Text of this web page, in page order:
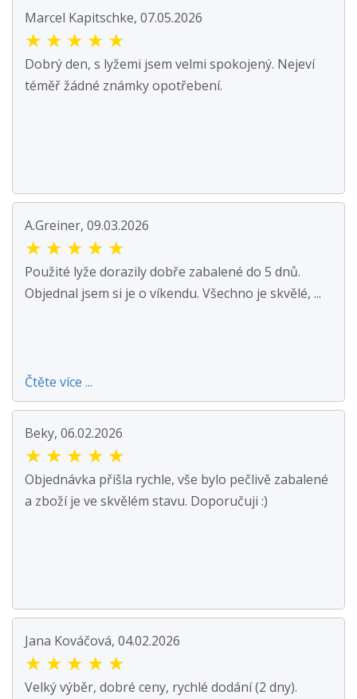
Marcel Kapitschke, 07.05.2026
★ ★ ★ ★ ★
Dobrý den, s lyžemi jsem velmi spokojený. Nejeví
téměř žádné známky opotřebení.
A.Greiner, 09.03.2026
★ ★ ★ ★ ★
Použité lyže dorazily dobře zabalené do 5 dnů.
Objednal jsem si je o víkendu. Všechno je skvělé, ...
Čtěte více ...
Beky, 06.02.2026
★ ★ ★ ★ ★
Objednávka přišla rychle, vše bylo pečlivě zabalené
a zboží je ve skvělém stavu. Doporučuji :)
Jana Kováčová, 04.02.2026
★ ★ ★ ★ ★
Velký výběr, dobré ceny, rychlé dodání (2 dny).